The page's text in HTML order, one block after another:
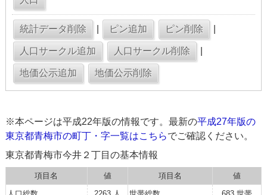
※本ページは平成22年版の情報です。最新の平成27年版の
東京都青梅市の町丁・字一覧はこちらでご確認ください。
東京都青梅市今井２丁目の基本情報
項目名 値 項目名
値